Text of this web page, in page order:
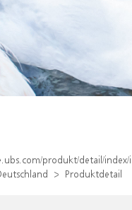
produkt/detail/index/
Produktdetail